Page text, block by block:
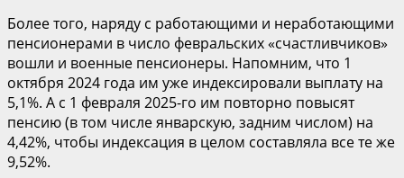
Более того, наряду с работающими и неработающими
пенсионерами в число февральских «счастливчиков»
вошли и военные пенсионеры. Напомним, что 1
октября 2024 года им уже индексировали выплату на
5,1%. А с 1 февраля 2025-го им повторно повысят
пенсию (в том числе январскую, задним числом) на
4,42%, чтобы индексация в целом составляла все те же
9,52%.